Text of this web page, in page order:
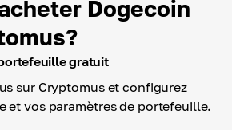
Dogecoin
gratuit
sur Cryptomus et configurez
et vos paramètres de portefeuille.